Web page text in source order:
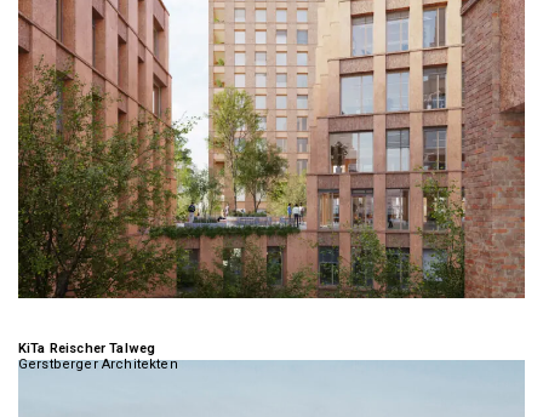
KiTa Reischer Talweg
Gerstberger Architekten